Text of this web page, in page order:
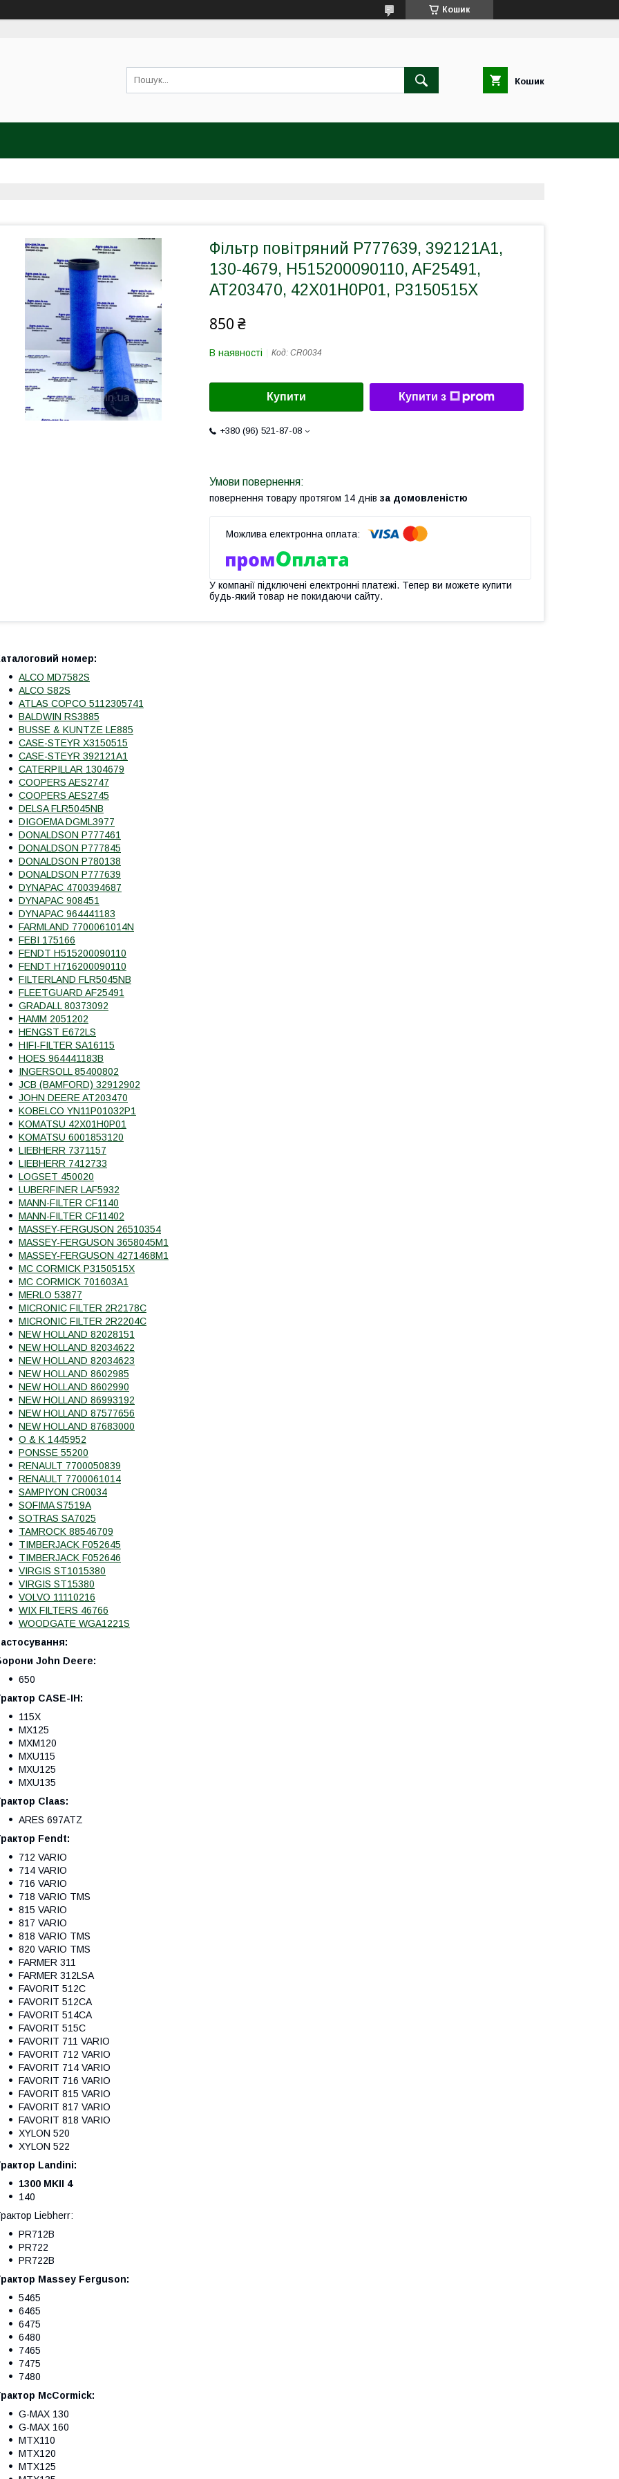
Кошик
Кошик
Фільтр повітряний P777639, 392121A1,
130-4679, H515200090110, AF25491,
AT203470, 42X01H0P01, P3150515X
850 ₴
В наявності Код: CR0034
Купити Купити з
+380 (96) 521-87-08
повернення товару протягом 14 днів за домовленістю
У компанії підключені електронні платежі. Тепер ви можете купити
будь-який товар не покидаючи сайту.
номер:
ALCO MD7582S
ALCO S82S
ATLAS COPCO 5112305741
BALDWIN RS3885
BUSSE & KUNTZE LE885
CASE-STEYR X3150515
CASE-STEYR 392121A1
CATERPILLAR 1304679
COOPERS AES2747
COOPERS AES2745
DELSA FLR5045NB
DIGOEMA DGML3977
DONALDSON P777461
DONALDSON P777845
DONALDSON P780138
DONALDSON P777639
DYNAPAC 4700394687
DYNAPAC 908451
DYNAPAC 964441183
FARMLAND 7700061014N
FEBI 175166
FENDT H515200090110
FENDT H716200090110
FILTERLAND FLR5045NB
FLEETGUARD AF25491
GRADALL 80373092
HAMM 2051202
HENGST E672LS
HIFI-FILTER SA16115
HOES 964441183B
INGERSOLL 85400802
JCB (BAMFORD) 32912902
JOHN DEERE AT203470
KOBELCO YN11P01032P1
KOMATSU 42X01H0P01
KOMATSU 6001853120
LIEBHERR 7371157
LIEBHERR 7412733
LOGSET 450020
LUBERFINER LAF5932
MANN-FILTER CF1140
MANN-FILTER CF11402
MASSEY-FERGUSON 26510354
MASSEY-FERGUSON 3658045M1
MASSEY-FERGUSON 4271468M1
MC CORMICK P3150515X
MC CORMICK 701603A1
MERLO 53877
MICRONIC FILTER 2R2178C
MICRONIC FILTER 2R2204C
NEW HOLLAND 82028151
NEW HOLLAND 82034622
NEW HOLLAND 82034623
NEW HOLLAND 8602985
NEW HOLLAND 8602990
NEW HOLLAND 86993192
NEW HOLLAND 87577656
NEW HOLLAND 87683000
O & K 1445952
PONSSE 55200
RENAULT 7700050839
RENAULT 7700061014
SAMPIYON CR0034
SOFIMA S7519A
SOTRAS SA7025
TAMROCK 88546709
TIMBERJACK F052645
TIMBERJACK F052646
VIRGIS ST1015380
VIRGIS ST15380
VOLVO 11110216
WIX FILTERS 46766
WOODGATE WGA1221S
John Deere:
650
CASE-IH:
115X
MX125
MXM120
MXU115
MXU125
MXU135
Claas:
ARES 697ATZ
Fendt:
712 VARIO
714 VARIO
716 VARIO
718 VARIO TMS
815 VARIO
817 VARIO
818 VARIO TMS
820 VARIO TMS
FARMER 311
FARMER 312LSA
FAVORIT 512C
FAVORIT 512CA
FAVORIT 514CA
FAVORIT 515C
FAVORIT 711 VARIO
FAVORIT 712 VARIO
FAVORIT 714 VARIO
FAVORIT 716 VARIO
FAVORIT 815 VARIO
FAVORIT 817 VARIO
FAVORIT 818 VARIO
XYLON 520
XYLON 522
Landini:
1300 MKII 4
140
Liebherr:
PR712B
PR722
PR722B
Massey Ferguson:
5465
6465
6475
6480
7465
7475
7480
McCormick:
G-MAX 130
G-MAX 160
MTX110
MTX120
MTX125